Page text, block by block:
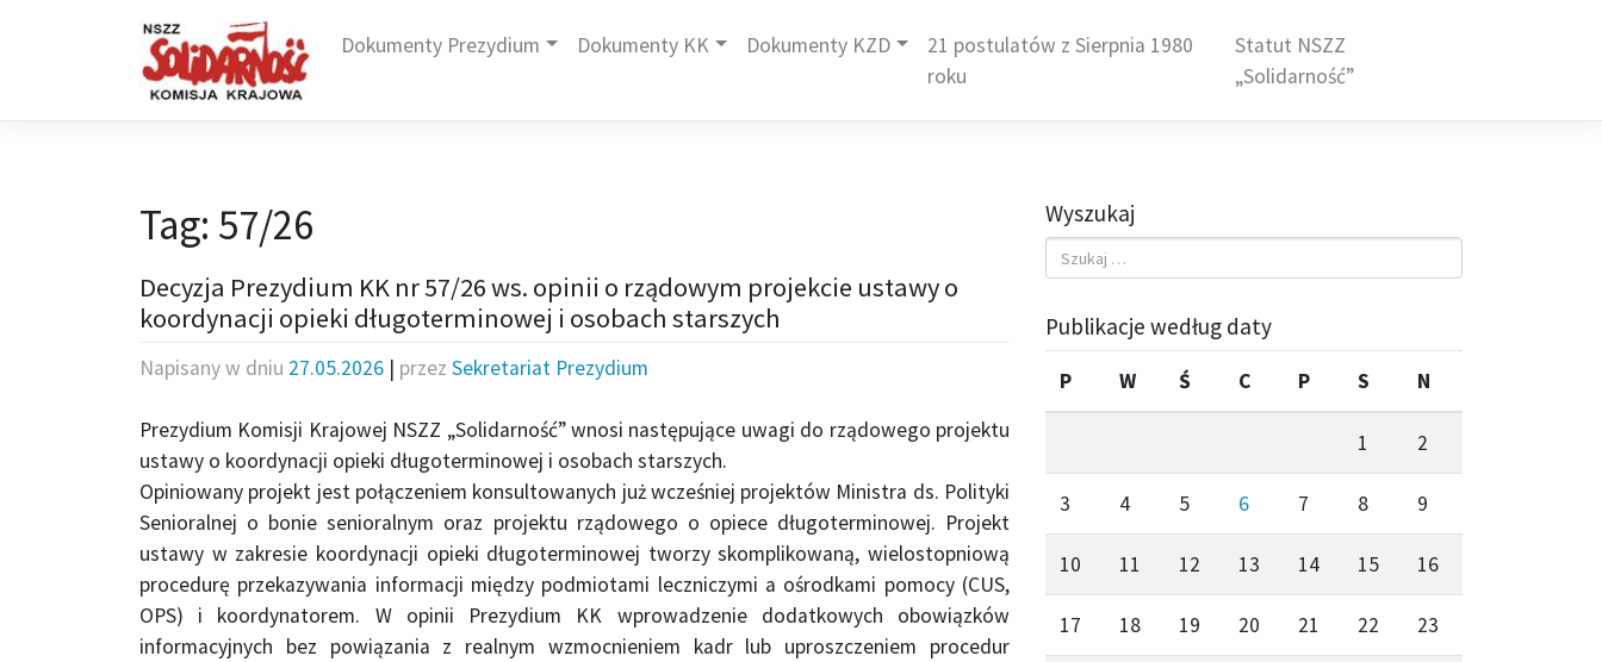
Dokumenty Prezydium Dokumenty KK Dokumenty KZD
21 postulatów z Sierpnia 1980
roku
Statut NSZZ
„Solidarność”
Tag: 57/26
Decyzja Prezydium KK nr 57/26 ws. opinii o rządowym projekcie ustawy o
koordynacji opieki długoterminowej i osobach starszych
Napisany w dniu 27.05.2026 | przez Sekretariat Prezydium
Prezydium Komisji Krajowej NSZZ „Solidarność” wnosi następujące uwagi do rządowego projektu
ustawy o koordynacji opieki długoterminowej i osobach starszych.
Opiniowany projekt jest połączeniem konsultowanych już wcześniej projektów Ministra ds. Polityki
Senioralnej o bonie senioralnym oraz projektu rządowego o opiece długoterminowej. Projekt
ustawy w zakresie koordynacji opieki długoterminowej tworzy skomplikowaną, wielostopniową
procedurę przekazywania informacji między podmiotami leczniczymi a ośrodkami pomocy (CUS,
OPS) i koordynatorem. W opinii Prezydium KK wprowadzenie dodatkowych obowiązków
informacyjnych bez powiązania z realnym wzmocnieniem kadr lub uproszczeniem procedur
Wyszukaj
Publikacje według daty
P W Ś C P S N
1 2
3 4 5 6 7 8 9
10 11 12 13 14 15 16
17 18 19 20 21 22 23